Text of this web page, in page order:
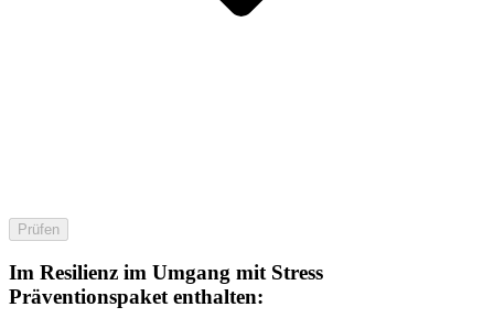
Prüfen
Im Resilienz im Umgang mit Stress
Präventionspaket enthalten: